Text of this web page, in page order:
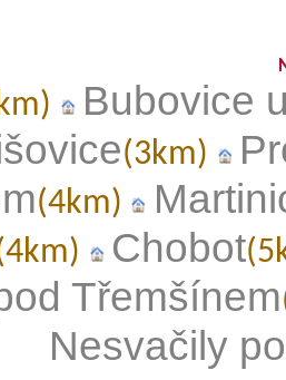
Bubovice
(3km)
(4km)
Chobot
Třemšínem
Nesvačily